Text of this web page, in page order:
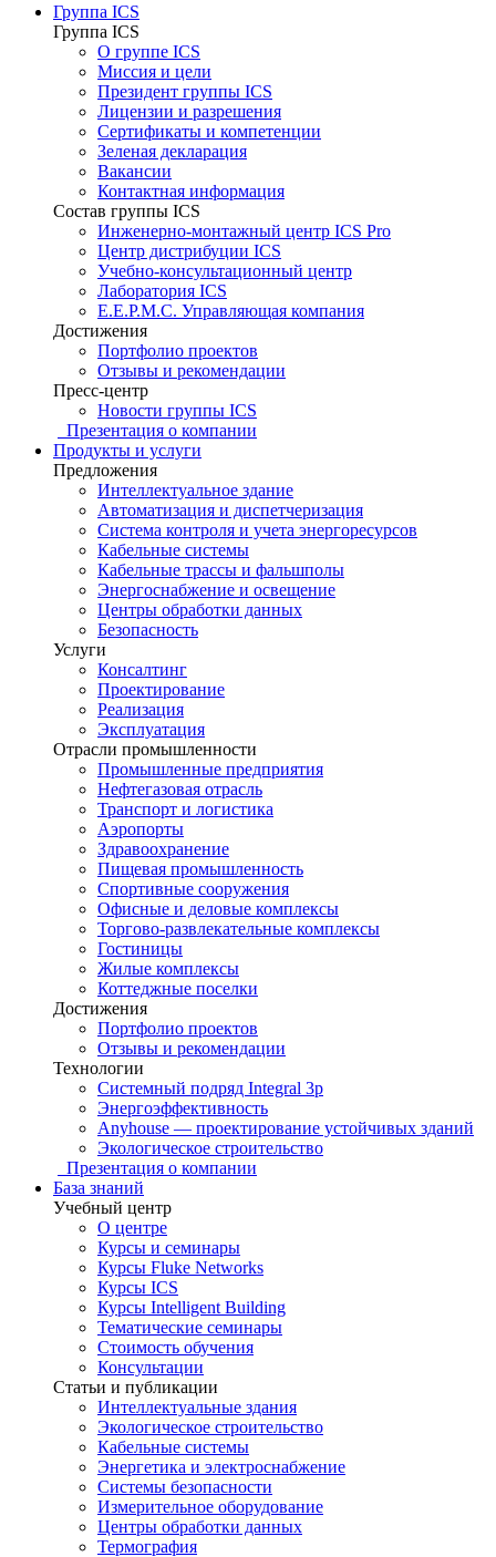
Группа ICS
Группа ICS
О группе ICS
Миссия и цели
Президент группы ICS
Лицензии и разрешения
Сертификаты и компетенции
Зеленая декларация
Вакансии
Контактная информация
Состав группы ICS
Инженерно-монтажный центр ICS Pro
Центр дистрибуции ICS
Учебно-консультационный центр
Лаборатория ICS
E.E.P.M.C. Управляющая компания
Достижения
Портфолио проектов
Отзывы и рекомендации
Пресс-центр
Новости группы ICS
Презентация о компании
Продукты и услуги
Предложения
Интеллектуальное здание
Автоматизация и диспетчеризация
Система контроля и учета энергоресурсов
Кабельные системы
Кабельные трассы и фальшполы
Энергоснабжение и освещение
Центры обработки данных
Безопасность
Услуги
Консалтинг
Проектирование
Реализация
Эксплуатация
Отрасли промышленности
Промышленные предприятия
Нефтегазовая отрасль
Транспорт и логистика
Аэропорты
Здравоохранение
Пищевая промышленность
Спортивные сооружения
Офисные и деловые комплексы
Торгово-развлекательные комплексы
Гостиницы
Жилые комплексы
Коттеджные поселки
Достижения
Портфолио проектов
Отзывы и рекомендации
Технологии
Системный подряд Integral 3p
Энергоэффективность
Anyhouse — проектирование устойчивых зданий
Экологическое строительство
Презентация о компании
База знаний
Учебный центр
О центре
Курсы и семинары
Курсы Fluke Networks
Курсы ICS
Курсы Intelligent Building
Тематические семинары
Стоимость обучения
Консультации
Статьи и публикации
Интеллектуальные здания
Экологическое строительство
Кабельные системы
Энергетика и электроснабжение
Системы безопасности
Измерительное оборудование
Центры обработки данных
Термография